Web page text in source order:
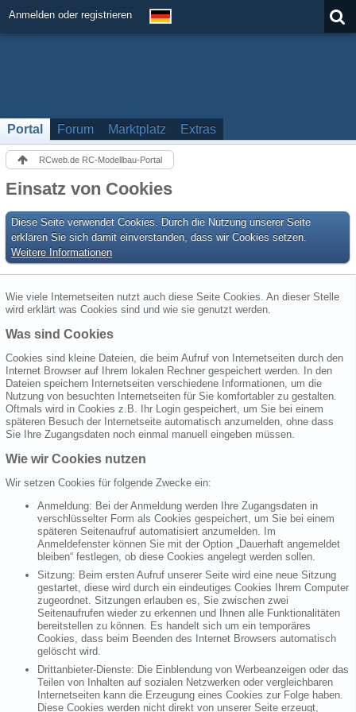
Anmelden oder registrieren
Portal Forum Marktplatz Extras
RCweb.de RC-Modellbau-Portal
Einsatz von Cookies
Diese Seite verwendet Cookies. Durch die Nutzung unserer Seite
erklären Sie sich damit einverstanden, dass wir Cookies setzen.
Weitere Informationen
Wie viele Internetseiten nutzt auch diese Seite Cookies. An dieser Stelle
wird erklärt was Cookies sind und wie sie genutzt werden.
Was sind Cookies
Cookies sind kleine Dateien, die beim Aufruf von Internetseiten durch den
Internet Browser auf Ihrem lokalen Rechner gespeichert werden. In den
Dateien speichern Internetseiten verschiedene Informationen, um die
Nutzung von besuchten Internetseiten für Sie komfortabler zu gestalten.
Oftmals wird in Cookies z.B. Ihr Login gespeichert, um Sie bei einem
späteren Besuch der Internetseite automatisch anzumelden, ohne dass
Sie Ihre Zugangsdaten noch einmal manuell eingeben müssen.
Wie wir Cookies nutzen
Wir setzen Cookies für folgende Zwecke ein:
Anmeldung: Bei der Anmeldung werden Ihre Zugangsdaten in
verschlüsselter Form als Cookies gespeichert, um Sie bei einem
späteren Seitenaufruf automatisiert anzumelden. Im
Anmeldefenster können Sie mit der Option „Dauerhaft angemeldet
bleiben“ festlegen, ob diese Cookies angelegt werden sollen.
Sitzung: Beim ersten Aufruf unserer Seite wird eine neue Sitzung
gestartet, diese wird durch ein eindeutiges Cookies Ihrem Computer
zugeordnet. Sitzungen erlauben es, Sie zwischen zwei
Seitenaufrufen wieder zu erkennen und Ihnen alle Funktionalitäten
bereitstellen zu können. Es handelt sich um ein temporäres
Cookies, dass beim Beenden des Internet Browsers automatisch
gelöscht wird.
Drittanbieter-Dienste: Die Einblendung von Werbeanzeigen oder das
Teilen von Inhalten auf sozialen Netzwerken oder vergleichbaren
Internetseiten kann die Erzeugung eines Cookies zur Folge haben.
Diese Cookies werden nicht direkt von unserer Seite erzeugt,